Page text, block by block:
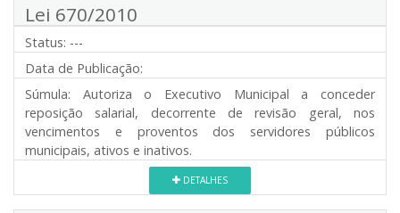
Lei 670/2010
Status: ---
Data de Publicação:
Súmula: Autoriza o Executivo Municipal a conceder
reposição salarial, decorrente de revisão geral, nos
vencimentos e proventos dos servidores públicos
municipais, ativos e inativos.
DETALHES